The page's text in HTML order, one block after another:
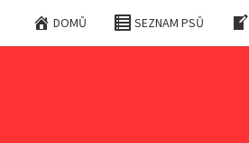
DOMŮ SEZNAM PSŮ